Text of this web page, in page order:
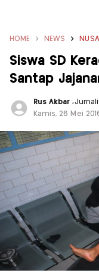
HOME NEWS
Siswa SD
Santap
Rus Akbar,
Kamis, 26 Mei